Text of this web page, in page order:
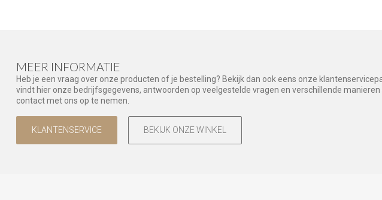
MEER INFORMATIE
Heb je een vraag over onze producten of je bestelling? Bekijk dan ook eens onze
vindt hier onze bedrijfsgegevens, antwoorden op veelgestelde vragen en verschillende manieren
contact met ons op te nemen.
KLANTENSERVICE BEKIJK ONZE WINKEL